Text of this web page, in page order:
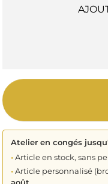
Atelier en congés
•Article en stock, sans
•Article personnalisé